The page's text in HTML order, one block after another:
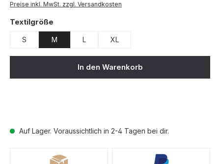
Preise inkl. MwSt. zzgl. Versandkosten
Auf Lager. Voraussichtlich in 2-4 Tagen bei dir.
Textilgröße
S M L XL
In den Warenkorb